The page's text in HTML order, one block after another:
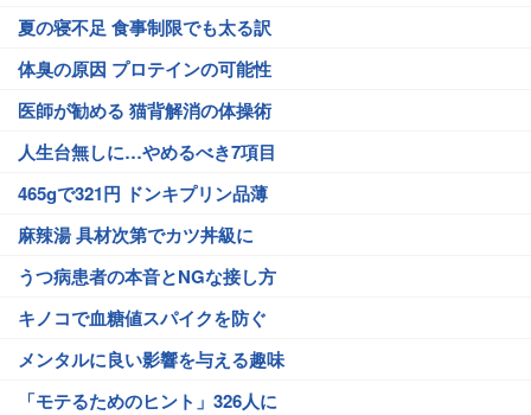
夏の寝不足 食事制限でも太る訳
体臭の原因 プロテインの可能性
医師が勧める 猫背解消の体操術
人生台無しに…やめるべき7項目
465gで321円 ドンキプリン品薄
麻辣湯 具材次第でカツ丼級に
うつ病患者の本音とNGな接し方
キノコで血糖値スパイクを防ぐ
メンタルに良い影響を与える趣味
「モテるためのヒント」326人に